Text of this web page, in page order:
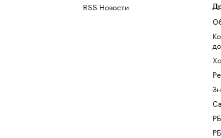
RSS Новости